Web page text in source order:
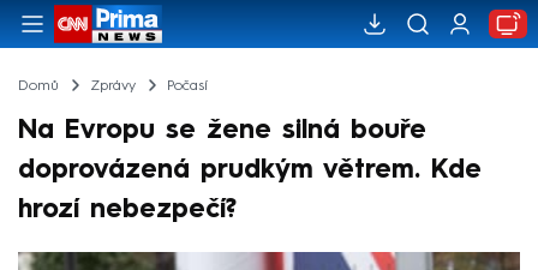
Domů Zprávy Počasí
Na Evropu se žene silná bouře
doprovázená prudkým větrem. Kde
hrozí nebezpečí?